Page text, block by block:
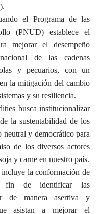
el Programa de las
(PNUD) establece el
mejorar el desempeño
de las cadenas
y pecuarios, con un
la mitigación del cambio
y su resiliencia.
busca institucionalizar
la sustentabilidad de los
neutral y democrático para
de los diversos actores
y carne en nuestro país.
la conformación de
a fin de identificar las
de manera asertiva y
asistan a mejorar el